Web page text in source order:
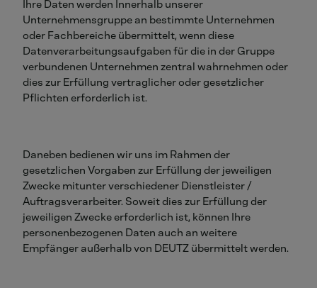
Ihre Daten werden Innerhalb unserer
Unternehmensgruppe an bestimmte Unternehmen
oder Fachbereiche übermittelt, wenn diese
Datenverarbeitungsaufgaben für die in der Gruppe
verbundenen Unternehmen zentral wahrnehmen oder
dies zur Erfüllung vertraglicher oder gesetzlicher
Pflichten erforderlich ist.
Daneben bedienen wir uns im Rahmen der
gesetzlichen Vorgaben zur Erfüllung der jeweiligen
Zwecke mitunter verschiedener Dienstleister /
Auftragsverarbeiter. Soweit dies zur Erfüllung der
jeweiligen Zwecke erforderlich ist, können Ihre
personenbezogenen Daten auch an weitere
Empfänger außerhalb von DEUTZ übermittelt werden.